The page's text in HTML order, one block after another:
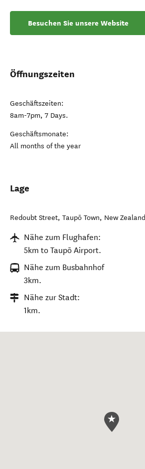
Besuchen Sie unsere Website
Öffnungszeiten
Geschäftszeiten:
8am-7pm, 7 Days.
Geschäftsmonate:
All months of the year
Lage
Redoubt Street, Taupō Town, New Zealand
Nähe zum Flughafen:
5km to Taupō Airport.
Nähe zum Busbahnhof
3km.
Nähe zur Stadt:
1km.